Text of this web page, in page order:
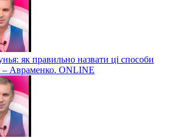
як правильно назвати ці способи
– Авраменко. ONLINE